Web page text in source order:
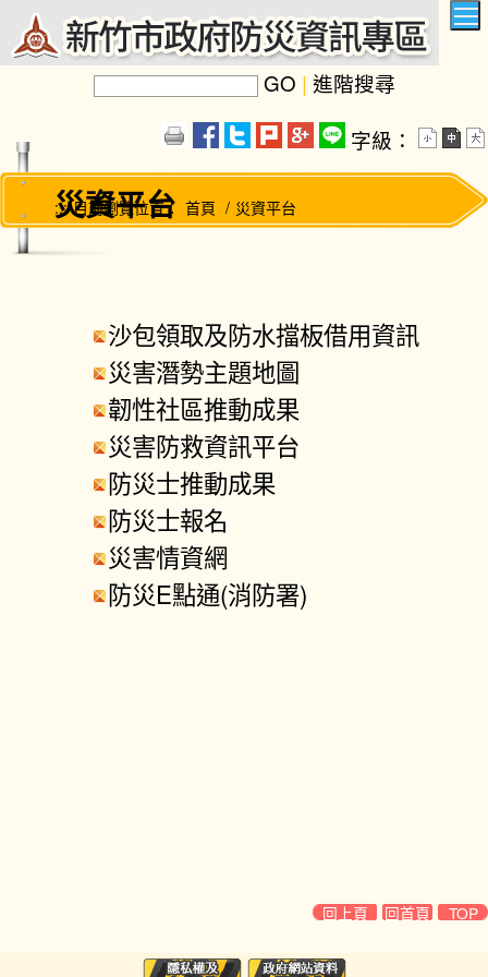
主
要
GO | 進階搜尋
字級：
::: 目前瀏覽位置： 首頁 / 災資平台
災資平台
沙包領取及防水擋板借用資訊
災害潛勢主題地圖
韌性社區推動成果
災害防救資訊平台
防災士推動成果
防災士報名
災害情資網
防災E點通(消防署)
回上頁 回首頁 TOP